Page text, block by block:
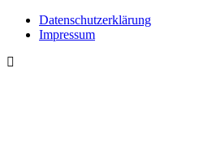
Datenschutzerklärung
Impressum